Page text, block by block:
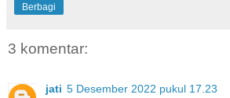
Berbagi
3 komentar:
jati 5 Desember 2022 pukul 17.23